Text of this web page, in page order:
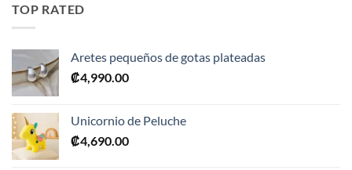
TOP RATED
Aretes pequeños de gotas plateadas
₡4,990.00
Unicornio de Peluche
₡4,690.00